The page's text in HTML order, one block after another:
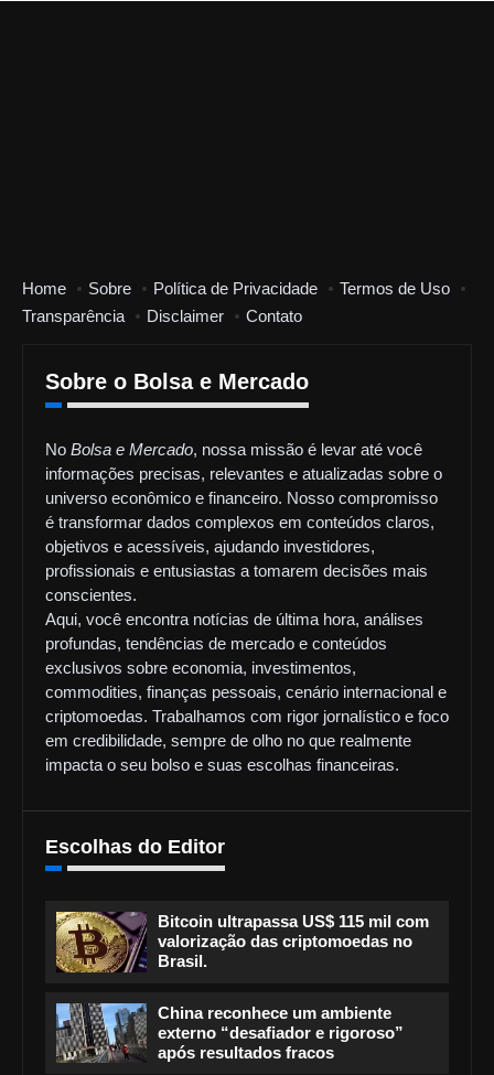
Home Sobre Política de Privacidade
Termos de Uso
Transparência
Disclaimer Contato
Sobre o Bolsa e Mercado
No Bolsa e Mercado, nossa missão é levar até você
informações precisas, relevantes e atualizadas sobre o
universo econômico e financeiro. Nosso compromisso
é transformar dados complexos em conteúdos claros,
objetivos e acessíveis, ajudando investidores,
profissionais e entusiastas a tomarem decisões mais
conscientes.
Aqui, você encontra notícias de última hora, análises
profundas, tendências de mercado e conteúdos
exclusivos sobre economia, investimentos,
commodities, finanças pessoais, cenário internacional e
criptomoedas. Trabalhamos com rigor jornalístico e foco
em credibilidade, sempre de olho no que realmente
impacta o seu bolso e suas escolhas financeiras.
Escolhas do Editor
Bitcoin ultrapassa US$ 115 mil com
valorização das criptomoedas no
Brasil.
China reconhece um ambiente
externo “desafiador e rigoroso”
após resultados fracos